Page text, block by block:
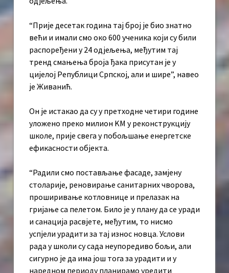
“Прије десетак година тај број је био знатно
већи и имали смо око 600 ученика који су били
распоређени у 24 одјељења, међутим тај
тренд смањења броја ђака присутан је у
цијелој Републици Српској, али и шире”, навео
је Живанић.
Он је истакао да су у претходне четири године
уложено преко милион KМ у реконструкцију
школе, прије свега у побољшање енергетске
ефикасности објекта.
“Радили смо постављање фасаде, замјену
столарије, реновирање санитарних чворова,
проширивање котловнице и прелазак на
гријање са пелетом. Било је у плану да се уради
и санација расвјете, међутим, то нисмо
успјели урадити за тај износ новца. Услови
рада у школи су сада неупоредиво бољи, али
сигурно је да има још тога за урадити и у
наредном периоду планирамо уредити